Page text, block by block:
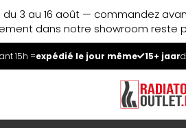
3 au 16 août — commandez
dans notre showroom reste
15h =expédié le jour même 15+ jaar